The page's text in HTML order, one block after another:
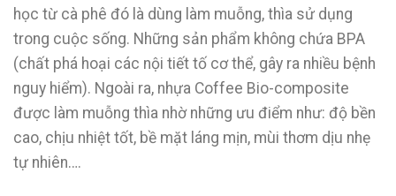
học từ cà phê đó là dùng làm muỗng, thìa sử dụng
trong cuộc sống. Những sản phẩm không chứa BPA
(chất phá hoại các nội tiết tố cơ thể, gây ra nhiều bệnh
nguy hiểm). Ngoài ra, nhựa Coffee Bio-composite
được làm muỗng thìa nhờ những ưu điểm như: độ bền
cao, chịu nhiệt tốt, bề mặt láng mịn, mùi thơm dịu nhẹ
tự nhiên….